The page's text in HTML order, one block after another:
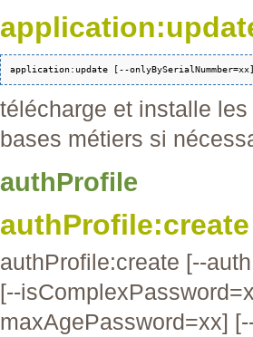
télécharge et installe
bases métiers si
authProfile
authProfile:create
authProfile:create [--
[--
maxAgePassword=xx]